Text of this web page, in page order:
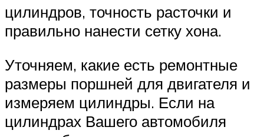
цилиндров, точность расточки и
правильно нанести сетку хона.
Уточняем, какие есть ремонтные
размеры поршней для двигателя и
измеряем цилиндры. Если на
цилиндрах Вашего автомобиля